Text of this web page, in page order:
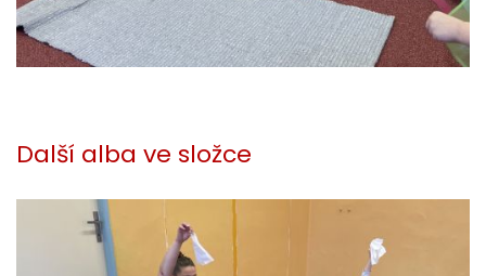
Další alba ve složce